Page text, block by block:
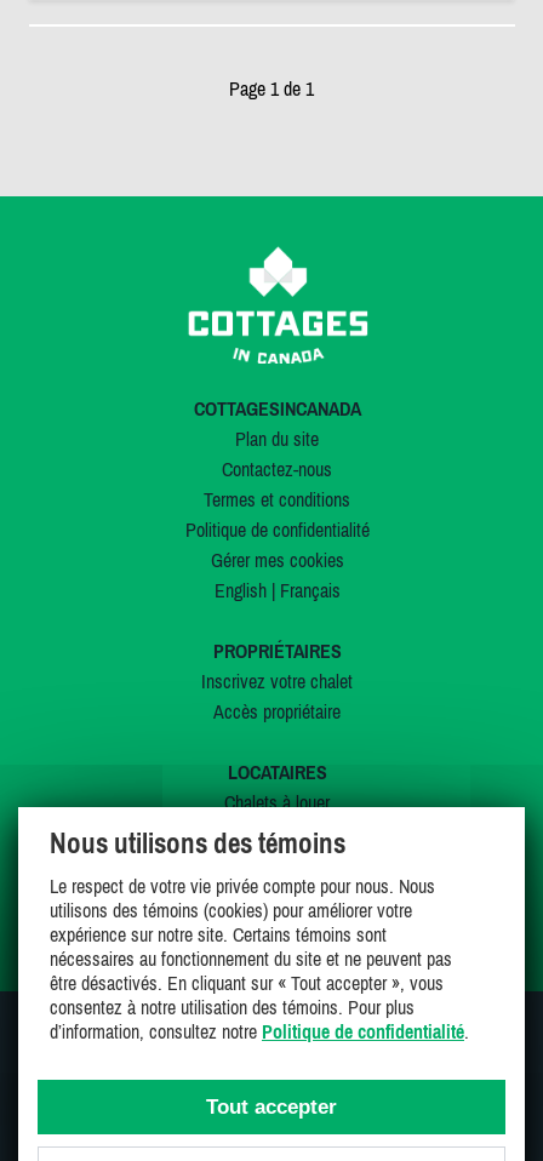
Page 1 de 1
COTTAGESINCANADA
Plan du site
Contactez-nous
Termes et conditions
Politique de confidentialité
Gérer mes cookies
English| Français
PROPRIÉTAIRES
Inscrivez votre chalet
Accès propriétaire
LOCATAIRES
Chalets à louer
Chalets à vendre
Offres spéciales
Mes favoris
SUIVEZ-NOUS SUR
Nous utilisons des témoins
Le respect de votre vie privée compte pour nous. Nous
utilisons des témoins (cookies) pour améliorer votre
expérience sur notre site. Certains témoins sont
nécessaires au fonctionnement du site et ne peuvent pas
être désactivés. En cliquant sur « Tout accepter », vous
consentez à notre utilisation des témoins. Pour plus
d’information, consultez notre Politique de confidentialité.
Tout accepter